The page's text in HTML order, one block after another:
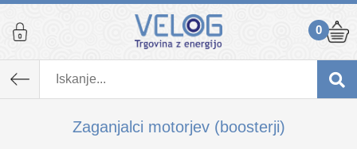
0
Zaganjalci motorjev (boosterji)